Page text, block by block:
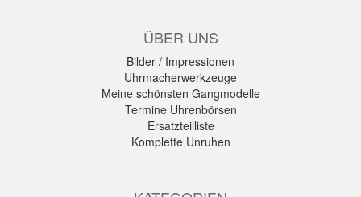
ÜBER UNS
Bilder / Impressionen
Uhrmacherwerkzeuge
Meine schönsten Gangmodelle
Termine Uhrenbörsen
Ersatzteilliste
Komplette Unruhen